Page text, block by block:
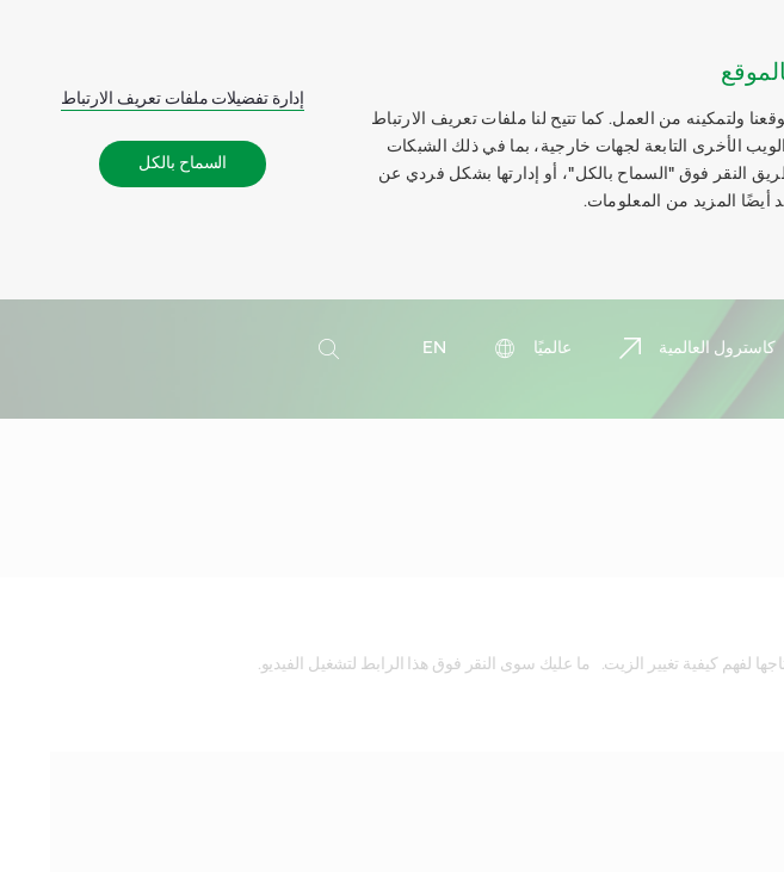
ولتمكينه من العمل. كما تتيح لنا ملفات تعريف الارتباط
الأخرى التابعة لجهات خارجية، بما في ذلك الشبكات
النقر فوق "السماح بالكل"، أو إدارتها بشكل فردي عن
المزيد من المعلومات.
إدارة تفضيلات ملفات تعريف الارتباط
السماح بالكل
كاسترول العالمية عالميًا
EN
بحث